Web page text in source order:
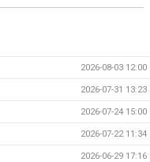
2026-08-03 12:00
2026-07-31 13:23
2026-07-24 15:00
2026-07-22 11:34
2026-06-29 17:16